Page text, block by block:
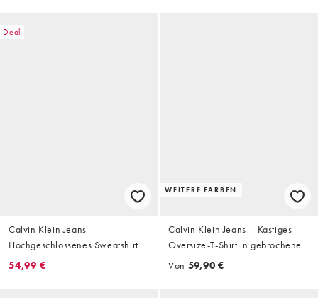
Deal
Calvin Klein Jeans –
Hochgeschlossenes Sweatshirt in
Marineblau mit Logos und
54,99 €
WEITERE FARBEN
Calvin Klein Jeans – Kastiges
Oversize-T-Shirt in gebrochenem
Weiß mit Monogramm-Logo
Von 59,90 €